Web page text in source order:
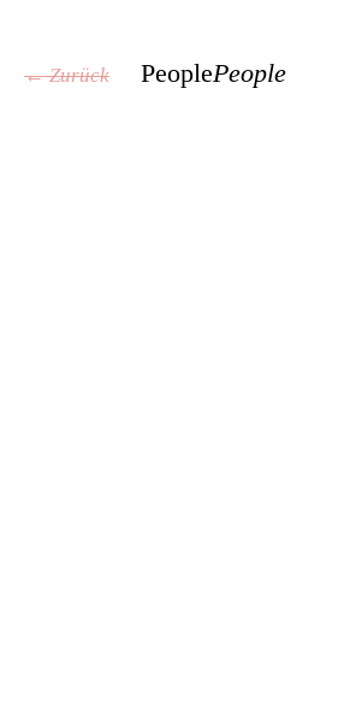
← Zurück PeoplePeople